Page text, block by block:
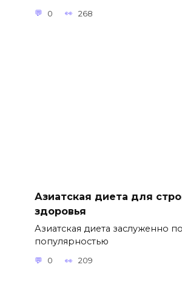
0 268
Азиатская диета для
здоровья
Азиатская диета заслуженно
популярностью
0 209